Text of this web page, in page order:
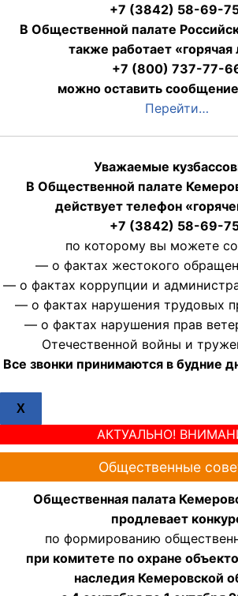
+7 (3842) 58-69-
В Общественной палате
также работает «горячая
+7 (800) 737-77-
можно оставить
Перейти…
Уважаемые
В Общественной палате
действует телефон
+7 (3842) 58-69-
по которому вы можете
— о фактах жестокого
— о фактах коррупции и
— о фактах нарушения трудовых
— о фактах нарушения прав
Отечественной войны и
Все звонки принимаются в будние
X
АКТУАЛЬНО!
Общественные
Общественная палата
продлевает
по формированию
при комитете по охране
наследия Кемеровской